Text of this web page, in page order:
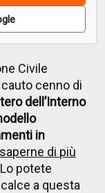
Civile
cenno di
dell’Interno
in
di più
potete
a questa